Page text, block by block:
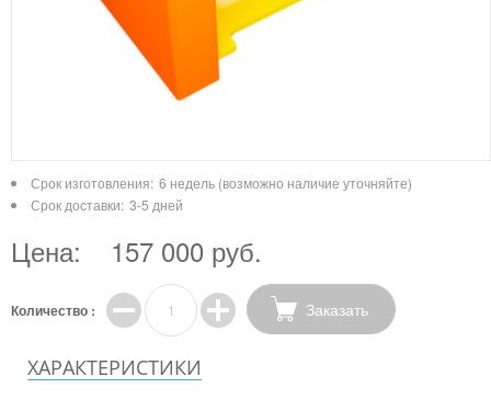
Срок изготовления: 6 недель (возможно наличие уточняйте)
Срок доставки: 3-5 дней
Цена: 157 000 руб.
Количество : Заказать
ХАРАКТЕРИСТИКИ